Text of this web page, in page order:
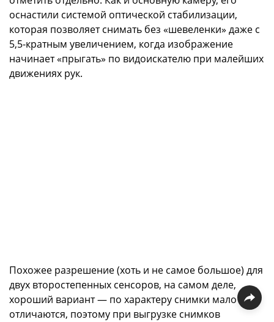
оснастили системой оптической стабилизации,
которая позволяет снимать без «шевеленки» даже с
5,5-кратным увеличением, когда изображение
начинает «прыгать» по видоискателю при малейших
движениях рук.
Похожее разрешение (хоть и не самое большое) для
двух второстепенных сенсоров, на самом деле,
хороший вариант — по характеру снимки мало
отличаются, поэтому при выгрузке снимков